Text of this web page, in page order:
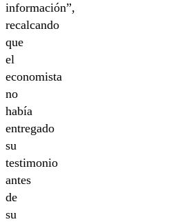
información”,
recalcando
que
el
economista
no
había
entregado
su
testimonio
antes
de
su